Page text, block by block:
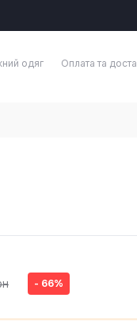
одяг Оплата та
представлений один з
- 66%